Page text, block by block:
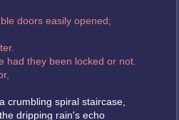
doors easily opened;
had they been locked or not.
crumbling spiral staircase,
dripping rain's echo